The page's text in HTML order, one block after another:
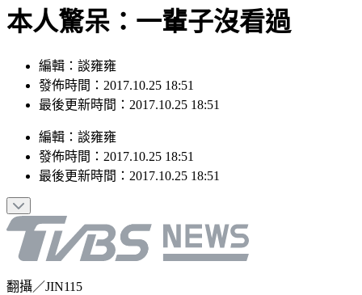
本人驚呆：一輩子沒看過
編輯：談雍雍
發佈時間：2017.10.25 18:51
最後更新時間：2017.10.25 18:51
編輯 ： 談雍雍
發佈時間： 2017.10.25 18:51
最後更新時間： 2017.10.25 18:51
翻攝／JIN115